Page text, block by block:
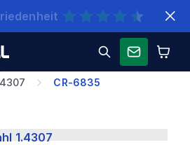
Lieferung
CR-6835
1.4307